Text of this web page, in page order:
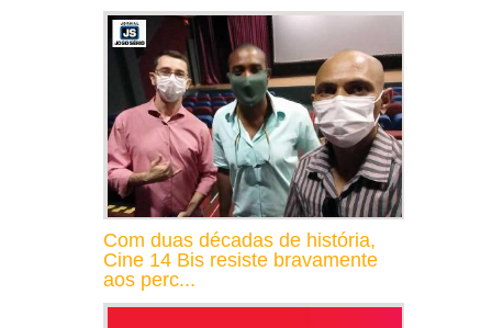
Com duas décadas de história,
Cine 14 Bis resiste bravamente
aos perc...